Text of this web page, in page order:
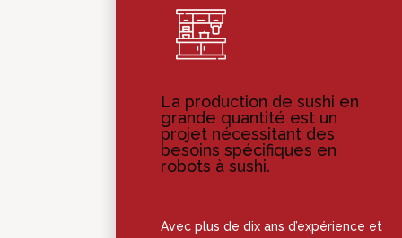
La production de sushi en
grande quantité est un
projet nécessitant des
besoins spécifiques en
robots à sushi.
Avec plus de dix ans d’expérience et